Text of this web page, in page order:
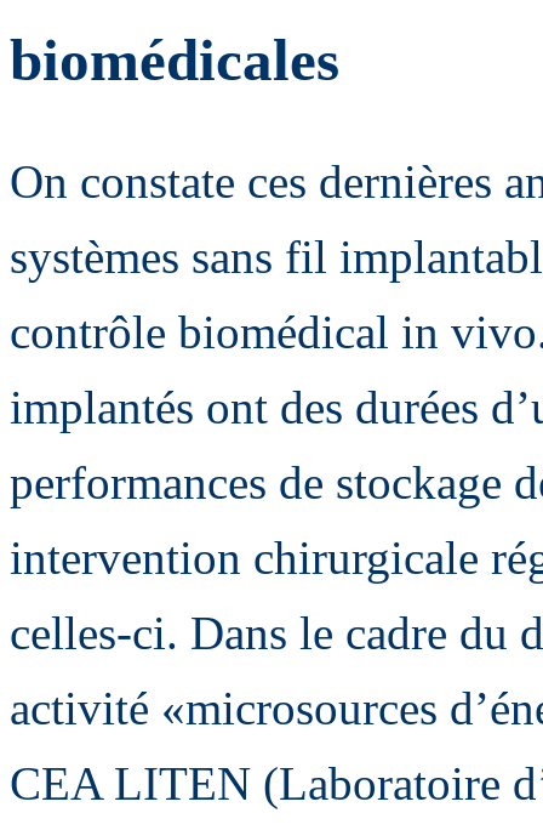
biomédicales
On constate ces dernières
systèmes sans fil
contrôle biomédical in
implantés ont des durées
performances de stockage
intervention chirurgicale
celles-ci. Dans le cadre du
activité «microsources
CEA LITEN (Laboratoire